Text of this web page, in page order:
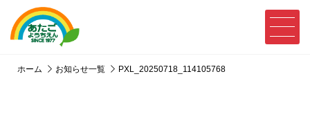
ホーム お知らせ一覧 PXL_20250718_114105768